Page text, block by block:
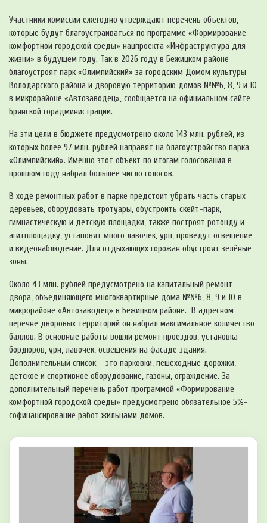
Участники комиссии ежегодно утверждают перечень объектов,
которые будут благоустраиваться по программе «Формирование
комфортной городской среды» нацпроекта «Инфраструктура для
жизни» в будущем году. Так в 2026 году в Бежицком районе
благоустроят парк «Олимпийский» за городским Домом культуры
Володарского района и дворовую территорию домов №№6, 8, 9 и 10
в микрорайоне «Автозаводец», сообщается на официальном сайте
Брянской горадминистрации.
На эти цели в бюджете предусмотрено около 143 млн. рублей, из
которых более 97 млн. рублей направят на благоустройство парка
«Олимпийский». Именно этот объект по итогам голосования в
прошлом году набрал большее число голосов.
В ходе ремонтных работ в парке предстоит убрать часть старых
деревьев, оборудовать тротуары, обустроить скейт-парк,
гимнастическую и детскую площадки, также построят ротонду и
агитплощадку, установят много лавочек, урн, проведут освещение
и видеонаблюдение. Для отдыхающих горожан обустроят зелёные
зоны.
Около 43 млн. рублей предусмотрено на капитальный ремонт
двора, объединяющего многоквартирные дома №№6, 8, 9 и 10 в
микрорайоне «Автозаводец» в Бежицком районе. В адресном
перечне дворовых территорий он набрал максимальное количество
баллов. В основные работы вошли ремонт проездов, установка
бордюров, урн, лавочек, освещения на фасаде здания.
Дополнительный список – это парковки, пешеходные дорожки,
детское и спортивное оборудование, газоны, ограждение. За
дополнительный перечень работ программой «Формирование
комфортной городской среды» предусмотрено обязательное 5%-
софинансирование работ жильцами домов.